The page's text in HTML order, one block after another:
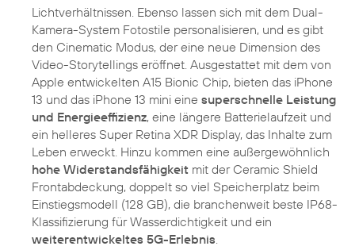
Lichtverhältnissen. Ebenso lassen sich mit dem Dual-
Kamera-System Fotostile personalisieren, und es gibt
den Cinematic Modus, der eine neue Dimension des
Video-Storytellings eröffnet. Ausgestattet mit dem von
Apple entwickelten A15 Bionic Chip, bieten das iPhone
13 und das iPhone 13 mini eine superschnelle Leistung
und Energieeffizienz, eine längere Batterielaufzeit und
ein helleres Super Retina XDR Display, das Inhalte zum
Leben erweckt. Hinzu kommen eine außergewöhnlich
hohe Widerstandsfähigkeit mit der Ceramic Shield
Frontabdeckung, doppelt so viel Speicherplatz beim
Einstiegsmodell (128 GB), die branchenweit beste IP68-
Klassifizierung für Wasserdichtigkeit und ein
weiterentwickeltes 5G-Erlebnis.